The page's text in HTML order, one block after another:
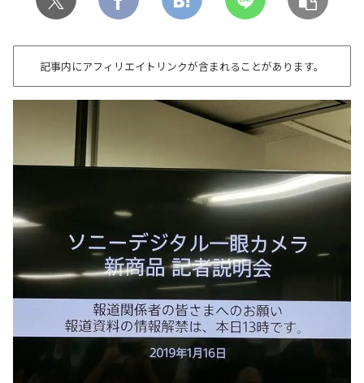
記事内にアフィリエイトリンクが含まれることがあります。